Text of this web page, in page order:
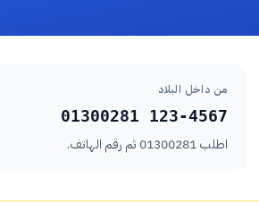
من داخل البلاد
01300281 123-4567
اطلب 01300281 ثم رقم الهاتف.